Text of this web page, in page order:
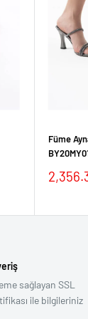
Füme
fiyat
sağlayan SSL
ile bilgileriniz